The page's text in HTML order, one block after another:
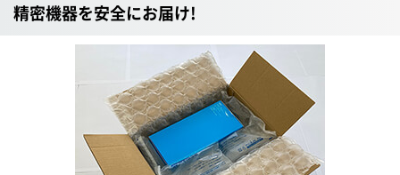
精密機器を安全にお届け!